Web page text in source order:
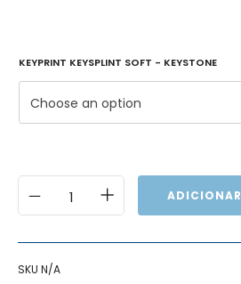
KEYPRINT KEYSPLINT SOFT - KEYSTONE
Choose an option
ADICIONAR
SKU N/A